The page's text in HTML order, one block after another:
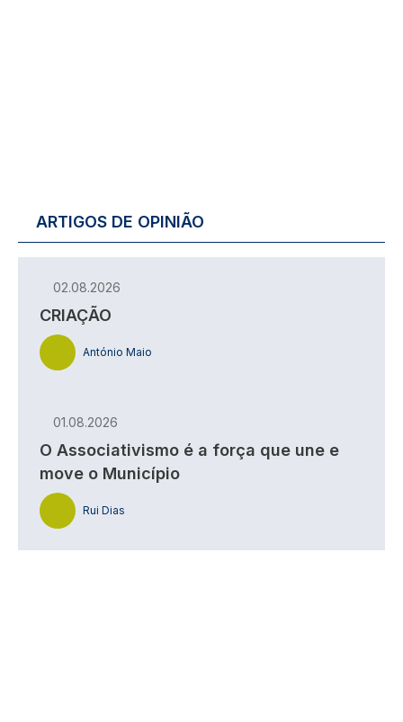
ARTIGOS DE OPINIÃO
02.08.2026
CRIAÇÃO
António Maio
01.08.2026
O Associativismo é a força que une e
move o Município
Rui Dias